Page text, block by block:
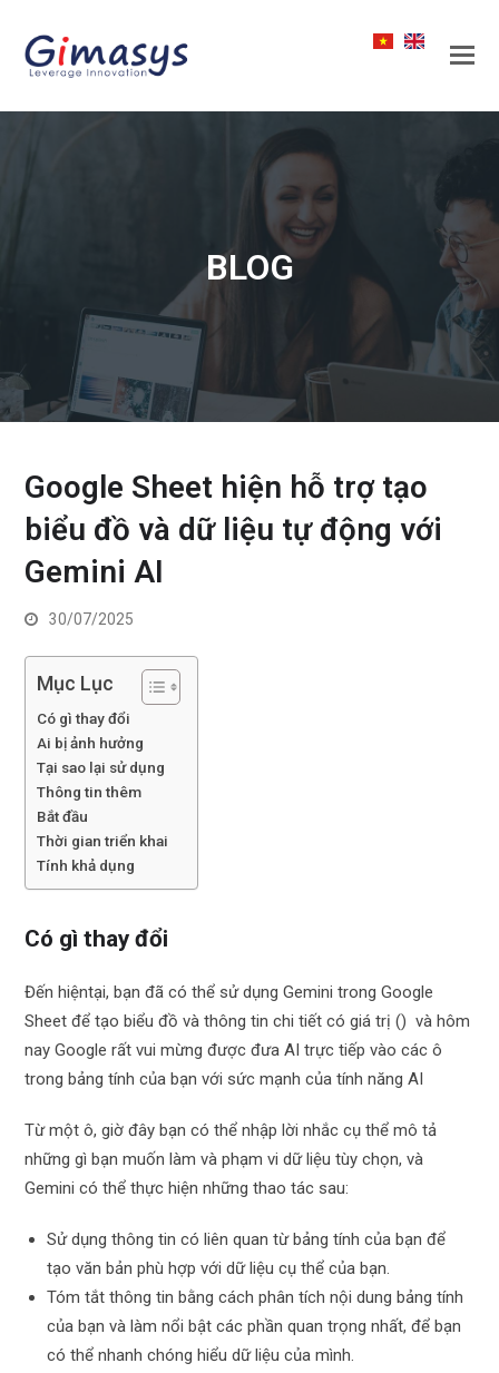
BLOG
Google Sheet hiện hỗ trợ tạo
biểu đồ và dữ liệu tự động với
Gemini AI
30/07/2025
Mục Lục
Có gì thay đổi
Ai bị ảnh hưởng
Tại sao lại sử dụng
Thông tin thêm
Bắt đầu
Thời gian triển khai
Tính khả dụng
Có gì thay đổi
Đến hiệntại, bạn đã có thể sử dụng Gemini trong Google
Sheet để tạo biểu đồ và thông tin chi tiết có giá trị () và hôm
nay Google rất vui mừng được đưa AI trực tiếp vào các ô
trong bảng tính của bạn với sức mạnh của tính năng AI
Từ một ô, giờ đây bạn có thể nhập lời nhắc cụ thể mô tả
những gì bạn muốn làm và phạm vi dữ liệu tùy chọn, và
Gemini có thể thực hiện những thao tác sau:
Sử dụng thông tin có liên quan từ bảng tính của bạn để
tạo văn bản phù hợp với dữ liệu cụ thể của bạn.
Tóm tắt thông tin bằng cách phân tích nội dung bảng tính
của bạn và làm nổi bật các phần quan trọng nhất, để bạn
có thể nhanh chóng hiểu dữ liệu của mình.